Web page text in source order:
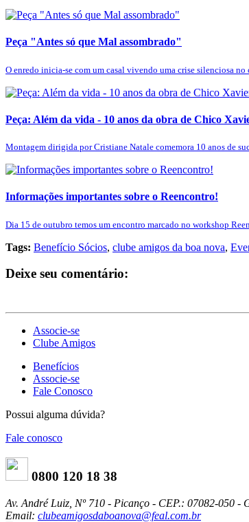
Peça "Antes só que Mal assombrado"
O enredo inicia-se com um casal vivendo uma crise silenciosa no
Peça: Além da vida - 10 anos da obra de Chico
Montagem dirigida por Cristiane Natale comemora 10 anos de
Informações importantes sobre o Reencontro!
Dia 15 de outubro temos um encontro marcado no workshop
Tags: Benefício Sócios, clube amigos da boa nova,
Deixe seu comentário:
Associe-se
Clube Amigos
Benefícios
Associe-se
Fale Conosco
Possui alguma dúvida?
Fale conosco
0800 120 18 38
Av. André Luiz, Nº 710 - Picanço - CEP.: 07082-050 -
Email: clubeamigosdaboanova@feal.com.br